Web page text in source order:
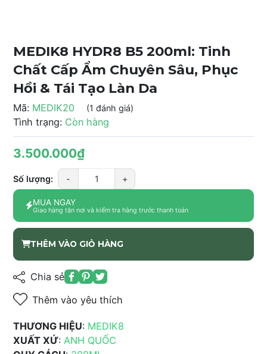
MEDIK8 HYDR8 B5 200ml: Tinh
Chất Cấp Ẩm Chuyên Sâu, Phục
Hồi & Tái Tạo Làn Da
Mã: MEDIK20 (1 đánh giá)
Tình trạng: Còn hàng
3.500.000₫
Số lượng: - +
MUA NGAY
Giao hàng tận nơi và kiểm tra hàng trước thanh toán
THÊM VÀO GIỎ HÀNG
Chia sẻ
Thêm vào yêu thích
THƯƠNG HIỆU: MEDIK8
XUẤT XỨ: ANH QUỐC